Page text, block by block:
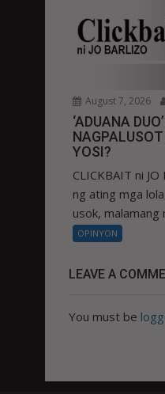
August 7, 2026
‘ADUANA
YOSI?
CLICKBAIT ni
ng ating mga
usok, malamang
OPINYON
LEAVE A
You must be